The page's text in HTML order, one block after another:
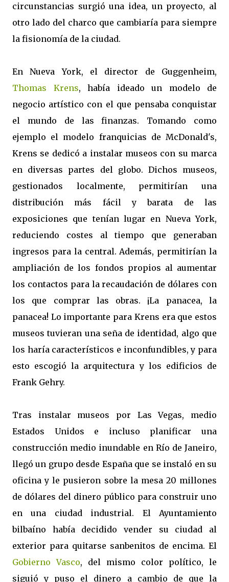
circunstancias surgió una idea, un proyecto, al
otro lado del charco que cambiaría para siempre
la fisionomía de la ciudad.
En Nueva York, el director de Guggenheim,
Thomas Krens, había ideado un modelo de
negocio artístico con el que pensaba conquistar
el mundo de las finanzas. Tomando como
ejemplo el modelo franquicias de McDonald's,
Krens se dedicó a instalar museos con su marca
en diversas partes del globo. Dichos museos,
gestionados localmente, permitirían una
distribución más fácil y barata de las
exposiciones que tenían lugar en Nueva York,
reduciendo costes al tiempo que generaban
ingresos para la central. Además, permitirían la
ampliación de los fondos propios al aumentar
los contactos para la recaudación de dólares con
los que comprar las obras. ¡La panacea, la
panacea! Lo importante para Krens era que estos
museos tuvieran una seña de identidad, algo que
los haría característicos e inconfundibles, y para
esto escogió la arquitectura y los edificios de
Frank Gehry.
Tras instalar museos por Las Vegas, medio
Estados Unidos e incluso planificar una
construcción medio inundable en Río de Janeiro,
llegó un grupo desde España que se instaló en su
oficina y le pusieron sobre la mesa 20 millones
de dólares del dinero público para construir uno
en una ciudad industrial. El Ayuntamiento
bilbaíno había decidido vender su ciudad al
exterior para quitarse sanbenitos de encima. El
Gobierno Vasco, del mismo color político, le
siguió y puso el dinero a cambio de que la